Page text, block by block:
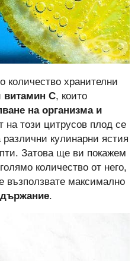
количество хранителни
витамин C, които
на организма и
на този цитрусов плод се
различни кулинарни ястия
Затова ще ви покажем
количество от него,
възползвате максимално
.